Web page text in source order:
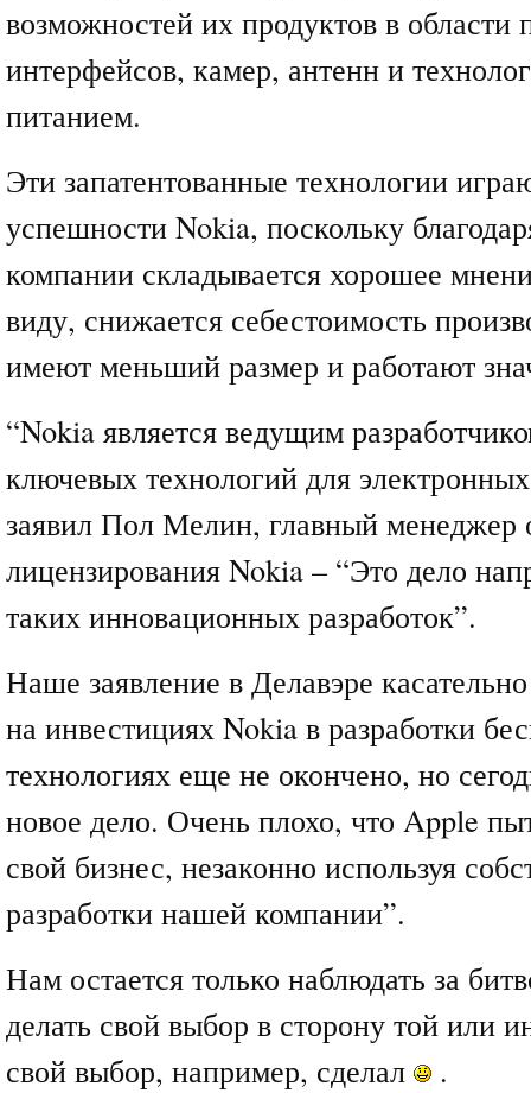
возможностей их продуктов в области
интерфейсов, камер, антенн и
питанием.
Эти запатентованные технологии
успешности Nokia, поскольку
компании складывается хорошее
виду, снижается себестоимость
имеют меньший размер и работают
“Nokia является ведущим
ключевых технологий для
заявил Пол Мелин, главный менеджер
лицензирования Nokia – “Это дело
таких инновационных разработок”.
Наше заявление в Делавэре
на инвестициях Nokia в разработки
технологиях еще не окончено, но
новое дело. Очень плохо, что Apple
свой бизнес, незаконно используя
разработки нашей компании”.
Нам остается только наблюдать за
делать свой выбор в сторону той или
свой выбор, например, сделал
.